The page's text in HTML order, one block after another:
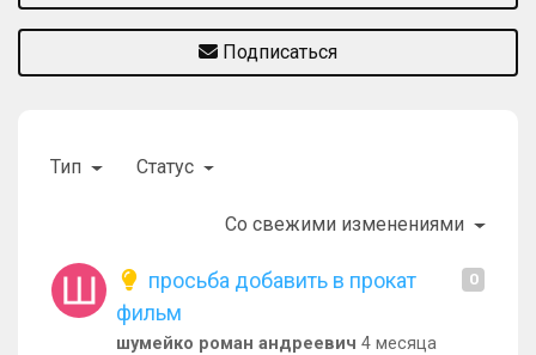
Подписаться
Тип Статус
Со свежими изменениями
0
просьба добавить в прокат
фильм
шумейко роман андреевич 4 месяца